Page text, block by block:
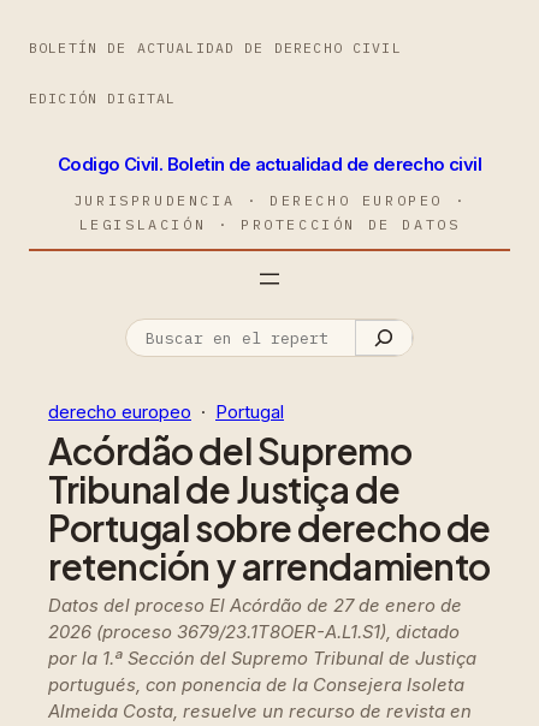
BOLETÍN DE ACTUALIDAD DE DERECHO CIVIL
EDICIÓN DIGITAL
Codigo Civil. Boletin de actualidad de derecho civil
JURISPRUDENCIA · DERECHO EUROPEO ·
LEGISLACIÓN · PROTECCIÓN DE DATOS
derecho europeo
  ·
Portugal
Acórdão del Supremo
Tribunal de Justiça de
Portugal sobre derecho de
retención y arrendamiento
Datos del proceso El Acórdão de 27 de enero de
2026 (proceso 3679/23.1T8OER-A.L1.S1), dictado
por la 1.ª Sección del Supremo Tribunal de Justiça
portugués, con ponencia de la Consejera Isoleta
Almeida Costa, resuelve un recurso de revista en